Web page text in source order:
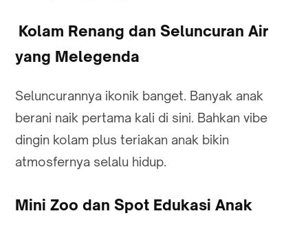
Kolam Renang dan Seluncuran Air
yang Melegenda
Seluncurannya ikonik banget. Banyak anak
berani naik pertama kali di sini. Bahkan vibe
dingin kolam plus teriakan anak bikin
atmosfernya selalu hidup.
Mini Zoo dan Spot Edukasi Anak